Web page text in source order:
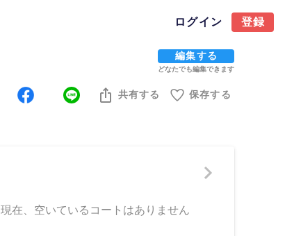
ログイン 登録
編集する
どなたでも編集できます
共有する 保存する
現在、空いているコートはありません